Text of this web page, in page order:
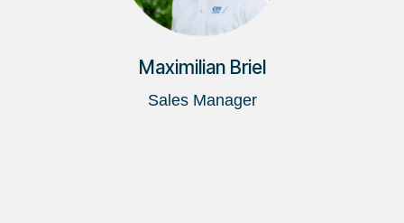
Maximilian Briel
Sales Manager